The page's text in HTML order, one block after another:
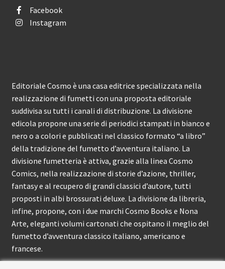
Facebook
Instagram
Editoriale Cosmo è una casa editrice specializzata nella
realizzazione di fumetti con una proposta editoriale
suddivisa su tutti i canali di distribuzione. La divisione
edicola propone una serie di periodici stampati in bianco e
nero o a colori e pubblicati nel classico formato “a libro”
della tradizione del fumetto d’avventura italiano. La
divisione fumetteria è attiva, grazie alla linea Cosmo
Comics, nella realizzazione di storie d’azione, thriller,
fantasy e al recupero di grandi classici d’autore, tutti
proposti in albi brossurati deluxe. La divisione da libreria,
infine, propone, con i due marchi Cosmo Books e Nona
Arte, eleganti volumi cartonati che ospitano il meglio del
fumetto d’avventura classico italiano, americano e
francese.